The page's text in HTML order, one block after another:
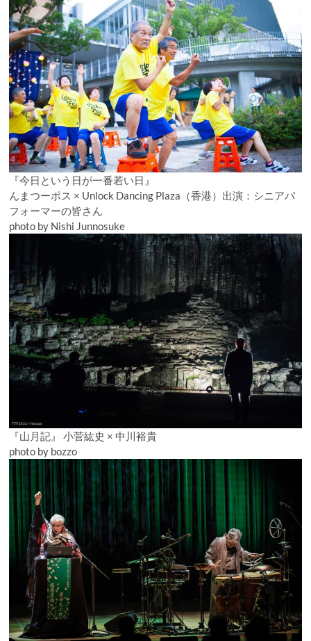
『今日という日が一番若い日』
んまつーポス × Unlock Dancing Plaza（香港）出演：シニアパ
フォーマーの皆さん
photo by Nishi Junnosuke
『山月記』 小菅紘史 × 中川裕貴
photo by bozzo